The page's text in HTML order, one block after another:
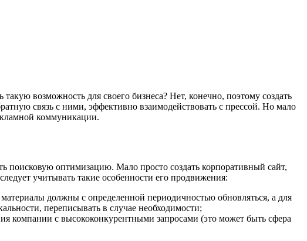
возможность для своего бизнеса? Нет, конечно, поэтому создать
связь с ними, эффективно взаимодействовать с прессой. Но мало
коммуникации.
поисковую оптимизацию. Мало просто создать корпоративный сайт,
учитывать такие особенности его продвижения:
должны с определенной периодичностью обновляться, а для
переписывать в случае необходимости;
компании с высококонкурентными запросами (это может быть сфера